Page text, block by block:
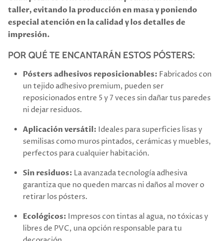
taller, evitando la producción en masa y poniendo
especial atención en la calidad y los detalles de
impresión.
POR QUÉ TE ENCANTARÁN ESTOS PÓSTERS:
Pósters adhesivos reposicionables: Fabricados con
un tejido adhesivo premium, pueden ser
reposicionados entre 5 y 7 veces sin dañar tus paredes
ni dejar residuos.
Aplicación versátil: Ideales para superficies lisas y
semilisas como muros pintados, cerámicas y muebles,
perfectos para cualquier habitación.
Sin residuos: La avanzada tecnología adhesiva
garantiza que no queden marcas ni daños al mover o
retirar los pósters.
Ecológicos: Impresos con tintas al agua, no tóxicas y
libres de PVC, una opción responsable para tu